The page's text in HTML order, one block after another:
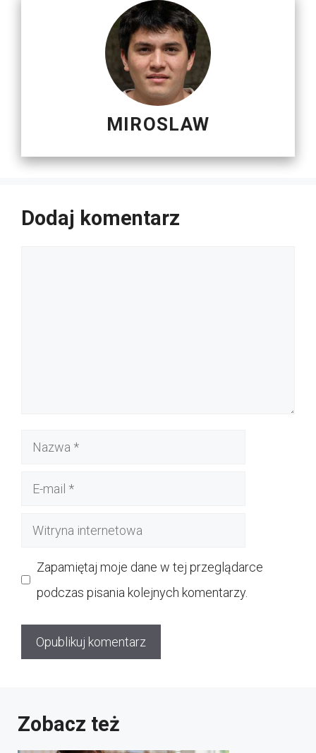
MIROSLAW
Dodaj komentarz
Nazwa
Witryna
Zapamiętaj moje dane w tej przeglądarce
podczas pisania kolejnych komentarzy.
Zobacz też